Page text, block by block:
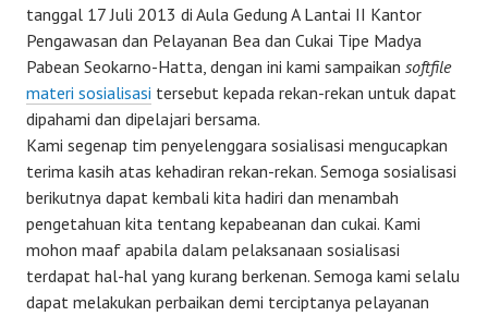
tanggal 17 Juli 2013 di Aula Gedung A Lantai II Kantor
Pengawasan dan Pelayanan Bea dan Cukai Tipe Madya
Pabean Seokarno-Hatta, dengan ini kami sampaikan softfile
materi sosialisasi tersebut kepada rekan-rekan untuk dapat
dipahami dan dipelajari bersama.
Kami segenap tim penyelenggara sosialisasi mengucapkan
terima kasih atas kehadiran rekan-rekan. Semoga sosialisasi
berikutnya dapat kembali kita hadiri dan menambah
pengetahuan kita tentang kepabeanan dan cukai. Kami
mohon maaf apabila dalam pelaksanaan sosialisasi
terdapat hal-hal yang kurang berkenan. Semoga kami selalu
dapat melakukan perbaikan demi terciptanya pelayanan